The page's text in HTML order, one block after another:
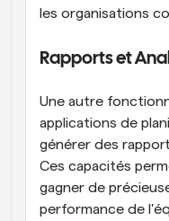
les organisations
Rapports et
Une autre
applications de
générer des
Ces capacités
gagner de
performance de